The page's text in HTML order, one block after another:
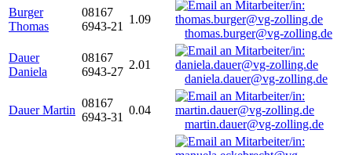
Burger
Thomas
08167
6943-21
1.09
thomas.burger@vg-zolling.de
Dauer
Daniela
08167
6943-27
2.01
daniela.dauer@vg-zolling.de
Dauer Martin
08167
6943-31
0.04
martin.dauer@vg-zolling.de